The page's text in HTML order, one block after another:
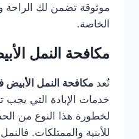
موثوقة تضمن لك الراحة
الخاصة.
مكافحة النمل
تُعد مكافحة النمل الأبيض
خدمات الإبادة التي يجب
لخطورة هذا النوع من
للأبنية والممتلكات.